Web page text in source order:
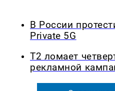
В России
Private 5G
Т2 ломает
рекламной